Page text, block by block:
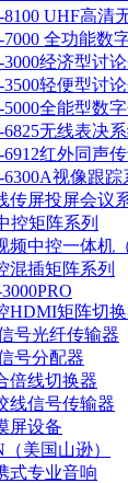
8100 UHF高清
7000 全功能数
3000经济型讨
3500轻便型讨
5000全能型数
6825无线表决
6912红外同声
6300A视像跟踪
传屏投屏会议
控矩阵系列
频中控一体机
混插矩阵系列
HDMI矩阵切
号光纤传输器
号分配器
倍线切换器
线信号传输器
屏设备
美国山逊）
式专业音响